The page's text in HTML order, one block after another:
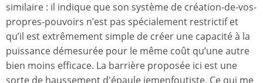
similaire : il indique que son système de création-de-vos-
propres-pouvoirs n’est pas spécialement restrictif et
qu’il est extrêmement simple de créer une capacité à la
puissance démesurée pour le même coût qu’une autre
bien moins efficace. La barrière proposée ici est une
sorte de haussement d'épaule jemenfoutiste. Ce qui me